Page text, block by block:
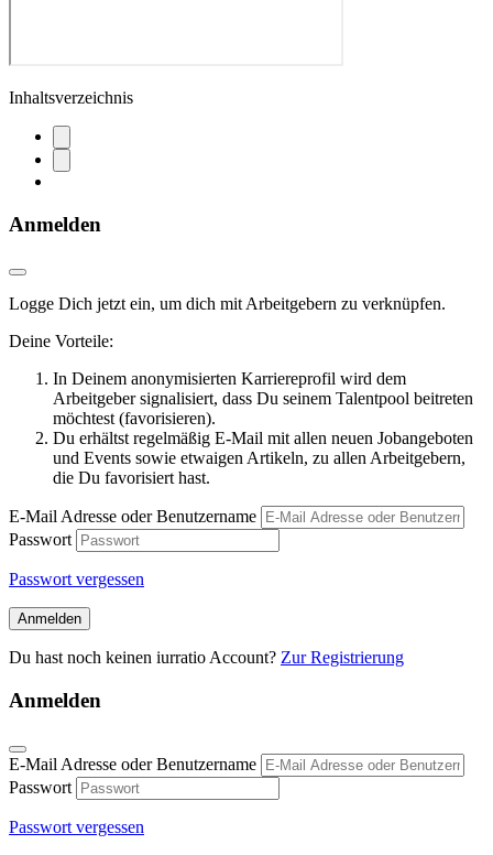
Inhaltsverzeichnis
Anmelden
Logge Dich jetzt ein, um dich mit Arbeitgebern zu verknüpfen.
Deine Vorteile:
In Deinem anonymisierten Karriereprofil wird dem
Arbeitgeber signalisiert, dass Du seinem Talentpool beitreten
möchtest (favorisieren).
Du erhältst regelmäßig E-Mail mit allen neuen Jobangeboten
und Events sowie etwaigen Artikeln, zu allen Arbeitgebern,
die Du favorisiert hast.
E-Mail Adresse oder Benutzername
Passwort
Passwort vergessen
Anmelden
Du hast noch keinen iurratio Account? Zur Registrierung
Anmelden
E-Mail Adresse oder Benutzername
Passwort
Passwort vergessen